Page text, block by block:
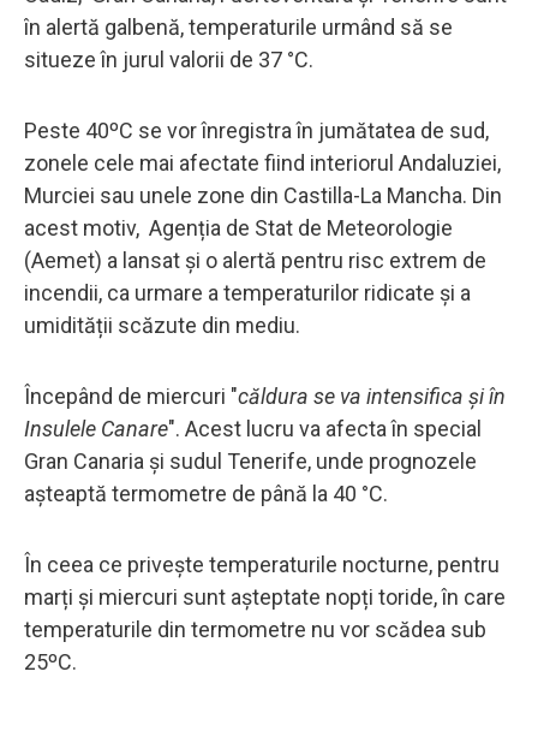
în alertă galbenă, temperaturile urmând să se
situeze în jurul valorii de 37 °C.
Peste 40ºC se vor înregistra în jumătatea de sud,
zonele cele mai afectate fiind interiorul Andaluziei,
Murciei sau unele zone din Castilla-La Mancha. Din
acest motiv, Agenția de Stat de Meteorologie
(Aemet) a lansat și o alertă pentru risc extrem de
incendii, ca urmare a temperaturilor ridicate și a
umidității scăzute din mediu.
Începând de miercuri "căldura se va intensifica și în
Insulele Canare". Acest lucru va afecta în special
Gran Canaria și sudul Tenerife, unde prognozele
așteaptă termometre de până la 40 °C.
În ceea ce privește temperaturile nocturne, pentru
marți și miercuri sunt așteptate nopți toride, în care
temperaturile din termometre nu vor scădea sub
25ºC.